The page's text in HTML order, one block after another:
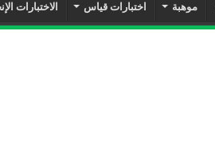
موهبة اختبارات قياس الاختبارات